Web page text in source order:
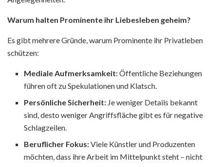
Warum halten Prominente ihr Liebesleben geheim?
Es gibt mehrere Gründe, warum Prominente ihr Privatleben
schützen:
Mediale Aufmerksamkeit:Öffentliche Beziehungen
führen oft zu Spekulationen und Klatsch.
Persönliche Sicherheit: Je weniger Details bekannt
sind, desto weniger Angriffsfläche gibt es für negative
Schlagzeilen.
Beruflicher Fokus:Viele Künstler und Produzenten
möchten, dass ihre Arbeit im Mittelpunkt steht – nicht